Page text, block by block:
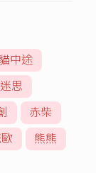
中途
思
赤柴
熊熊